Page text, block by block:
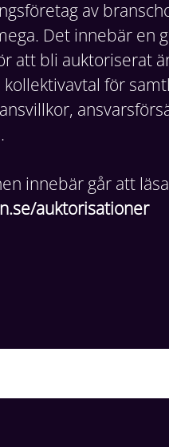
av
Det innebär en
att bli auktoriserat
för
innebär går att
auktorisationer